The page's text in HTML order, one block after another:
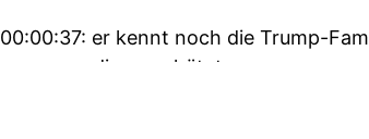
00:00:37: er kennt noch die Trump-
warum er die so schätzt.